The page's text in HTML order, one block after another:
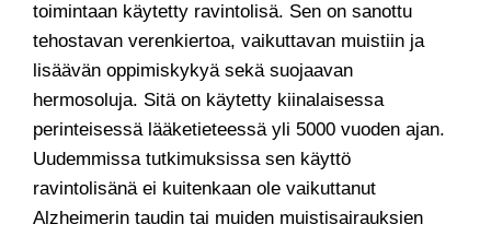
toimintaan käytetty ravintolisä. Sen on sanottu
tehostavan verenkiertoa, vaikuttavan muistiin ja
lisäävän oppimiskykyä sekä suojaavan
hermosoluja. Sitä on käytetty kiinalaisessa
perinteisessä lääketieteessä yli 5000 vuoden ajan.
Uudemmissa tutkimuksissa sen käyttö
ravintolisänä ei kuitenkaan ole vaikuttanut
Alzheimerin taudin tai muiden muistisairauksien